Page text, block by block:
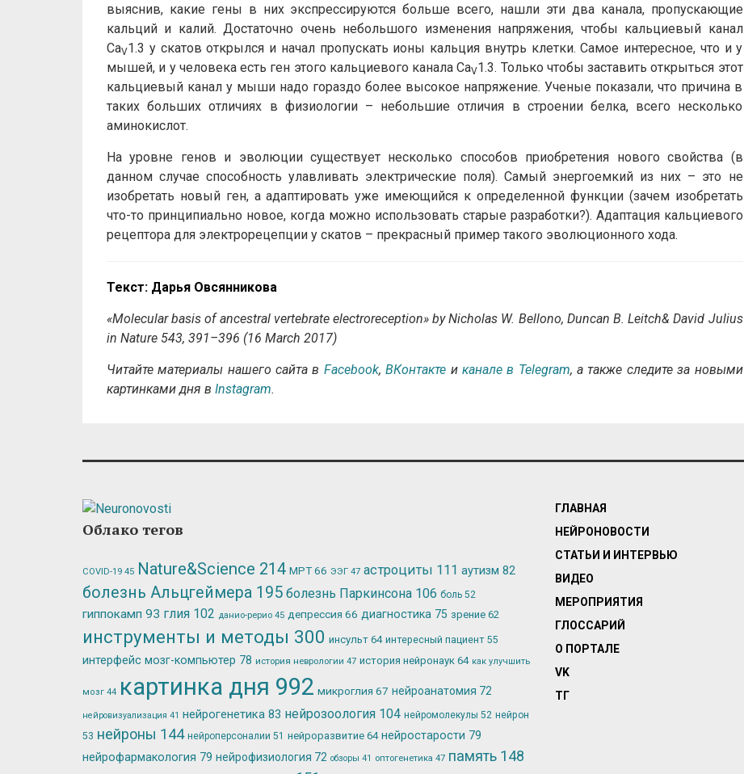
выяснив, какие гены в них экспрессируются больше всего, нашли эти два канала, пропускающие
кальций и калий. Достаточно очень небольшого изменения напряжения, чтобы кальциевый канал
CaV1.3 у скатов открылся и начал пропускать ионы кальция внутрь клетки. Самое интересное, что и у
мышей, и у человека есть ген этого кальциевого канала CaV1.3. Только чтобы заставить открыться этот
кальциевый канал у мыши надо гораздо более высокое напряжение. Ученые показали, что причина в
таких больших отличиях в физиологии – небольшие отличия в строении белка, всего несколько
аминокислот.
На уровне генов и эволюции существует несколько способов приобретения нового свойства (в
данном случае способность улавливать электрические поля). Самый энергоемкий из них – это не
изобретать новый ген, а адаптировать уже имеющийся к определенной функции (зачем изобретать
что-то принципиально новое, когда можно использовать старые разработки?). Адаптация кальциевого
рецептора для электрорецепции у скатов – прекрасный пример такого эволюционного хода.
Текст: Дарья Овсянникова
«Molecular basis of ancestral vertebrate electroreception» by Nicholas W. Bellono, Duncan B. Leitch& David Julius
in Nature 543, 391–396 (16 March 2017)
Читайте материалы нашего сайта в Facebook, ВКонтакте и канале в Telegram, а также следите за новыми
картинками дня в Instagram.
Облако тегов
COVID-19 45 Nature&Science 214 МРТ66 ЭЭГ 47 астроциты 111 аутизм 82
болезнь Альцгеймера 195 болезнь Паркинсона 106 боль 52
гиппокамп 93 глия 102 данио-рерио 45 депрессия 66 диагностика 75 зрение 62
инструменты и методы 300 инсульт 64 интересный пациент 55
интерфейс мозг-компьютер 78 история неврологии 47 история нейронаук 64 как улучшить
мозг 44 картинка дня 992 микроглия 67 нейроанатомия 72
нейровизуализация 41 нейрогенетика 83 нейрозоология 104 нейромолекулы 52 нейрон
53 нейроны 144 нейроперсоналии 51 нейроразвитие 64 нейростарости 79
нейрофармакология 79 нейрофизиология 72 обзоры 41 оптогенетика 47 память 148
ГЛАВНАЯ
НЕЙРОНОВОСТИ
СТАТЬИ И ИНТЕРВЬЮ
ВИДЕО
МЕРОПРИЯТИЯ
ГЛОССАРИЙ
О ПОРТАЛЕ
VK
ТГ